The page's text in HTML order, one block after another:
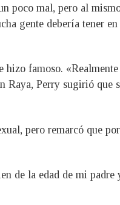
poco mal, pero al
gente debería tener
famoso.
Perry sugirió que
pero remarcó que
de la edad de mi